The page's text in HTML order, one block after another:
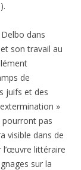
dans
son travail au
de
juifs et des
»
pourront pas
visible dans de
l’œuvre littéraire
sur la